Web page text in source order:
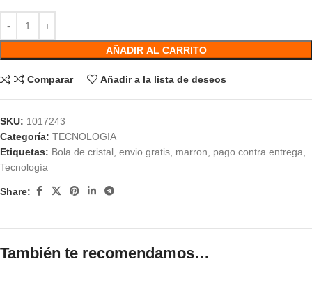
AÑADIR AL CARRITO
Comparar Añadir a la lista de deseos
SKU: 1017243
Categoría: TECNOLOGIA
Etiquetas: Bola de cristal, envio gratis, marron, pago contra entrega,
Tecnología
Share:
También te recomendamos…